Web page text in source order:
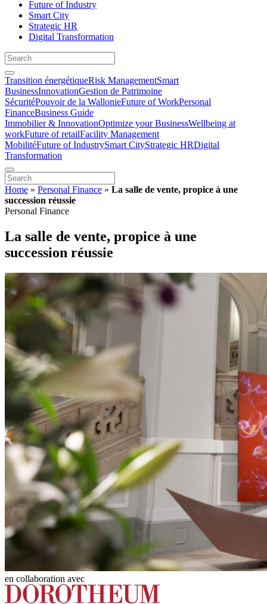
Future of Industry
Smart City
Strategic HR
Digital Transformation
Transition énergétiqueRisk ManagementSmart
BusinessInnovationGestion de Patrimoine
SécuritéPouvoir de la WallonieFuture of WorkPersonal
FinanceBusiness Guide
Immobilier & InnovationOptimize your BusinessWellbeing at
workFuture of retailFacility Management
MobilitéFuture of IndustrySmart CityStrategic HRDigital
Transformation
Home » Personal Finance » La salle de vente, propice à une
succession réussie
Personal Finance
La salle de vente, propice à une
succession réussie
en collaboration avec